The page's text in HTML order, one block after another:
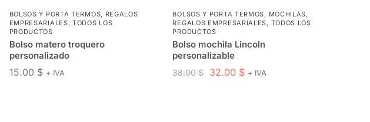
BOLSOS Y PORTA TERMOS, REGALOS
EMPRESARIALES,TODOS LOS
PRODUCTOS
Bolso matero troquero
personalizado
15.00 $ + IVA
BOLSOS Y PORTA TERMOS, MOCHILAS,
REGALOS EMPRESARIALES, TODOS LOS
PRODUCTOS
Bolso mochila Lincoln
personalizable
38.00$ 32.00 $ + IVA